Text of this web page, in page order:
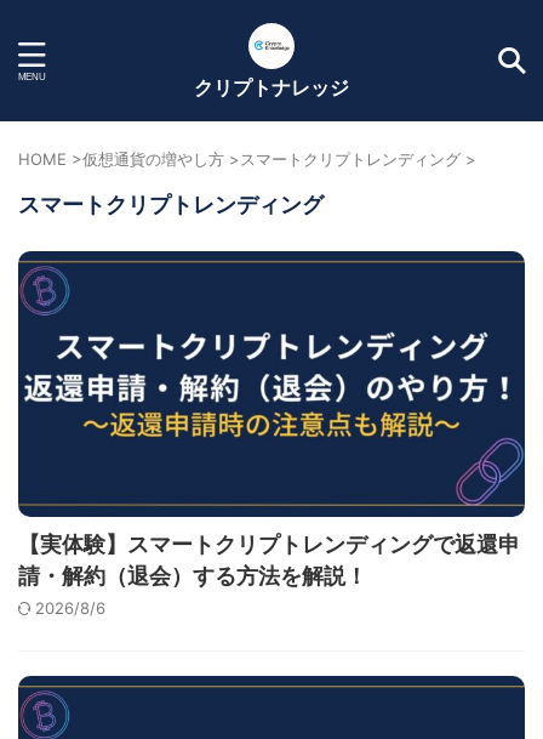
クリプトナレッジ
HOME >仮想通貨の増やし方 >スマートクリプトレンディング >
スマートクリプトレンディング
【実体験】スマートクリプトレンディングで返還申
請・解約（退会）する方法を解説！
2026/8/6